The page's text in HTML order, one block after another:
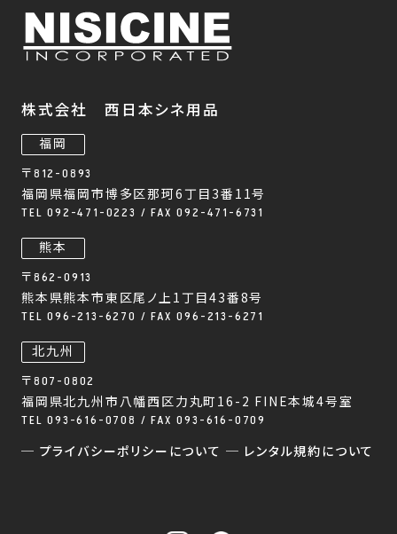
株式会社 西日本シネ用品
福岡
〒812-0893
福岡県福岡市博多区那珂6丁目3番11号
TEL 092-471-0223 / FAX 092-471-6731
熊本
〒862-0913
熊本県熊本市東区尾ノ上1丁目43番8号
TEL 096-213-6270 / FAX 096-213-6271
北九州
〒807-0802
福岡県北九州市八幡西区力丸町16-2 FINE本城4号室
TEL 093-616-0708 / FAX 093-616-0709
─ プライバシーポリシーについて ─ レンタル規約について